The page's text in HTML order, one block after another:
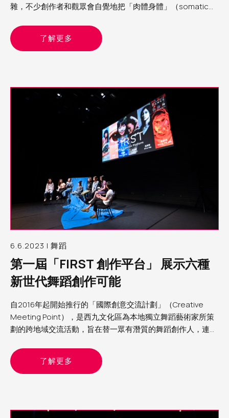
雜，不少創作者和觀眾會自覺地把「肉體身體」（somatic
（intertextuality）理論框架的立論：生理性別不過是組成
「文化個人」的眾多面向之一，重要的是察覺面向與面向的交
了解更多
6.6.2023 | 舞蹈
第一屆「FIRST 創作平台」 展示六種
新世代舞蹈創作可能
自2016年起開始推行的「國際創意交流計劃」（Creative
Meeting Point），是西九文化區為本地獨立舞蹈藝術家所策
劃的跨地域交流活動，旨在替一眾有潛質的舞蹈創作人，連結
首辦「自由舞」，順理成章也建立了「FIRST創作平台」，邀
請其中六位曾參與「國際創意交流計劃」的女舞蹈藝術家，於
了解更多